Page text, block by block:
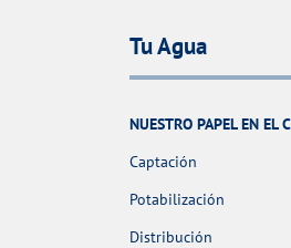
Tu Agua
NUESTRO PAPEL EN EL
Captación
Potabilización
Distribución